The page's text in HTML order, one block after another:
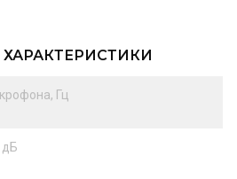
ХАРАКТЕРИСТИКИ
Гц
дБ